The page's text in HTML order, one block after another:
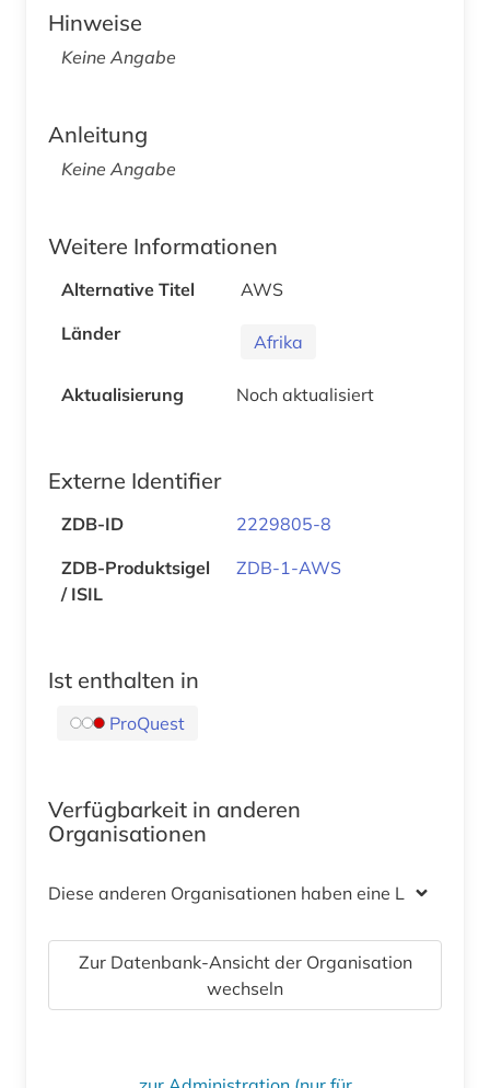
Hinweise
Keine Angabe
Anleitung
Keine Angabe
Weitere Informationen
Alternative Titel
AWS
Länder
Afrika
Aktualisierung Noch aktualisiert
Externe Identifier
ZDB-ID
2229805-8
ZDB-Produktsigel
/ ISIL
ZDB-1-AWS
Ist enthalten in
ProQuest
Verfügbarkeit in anderen
Organisationen
Diese anderen Organisationen haben eine Lizenz
Zur Datenbank-Ansicht der Organisation
wechseln